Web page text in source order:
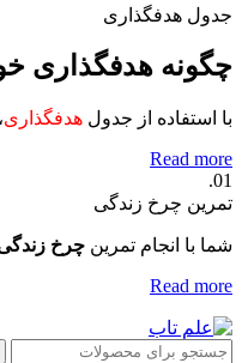
جدول هدفگذاری
چگونه هدفگذاری
با استفاده از جدول هدفگذاری
Read more
01.
تمرین چرخ زندگی
شما با انجام تمرین چرخ
Read more